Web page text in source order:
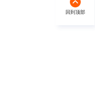
回到顶部
回到顶部